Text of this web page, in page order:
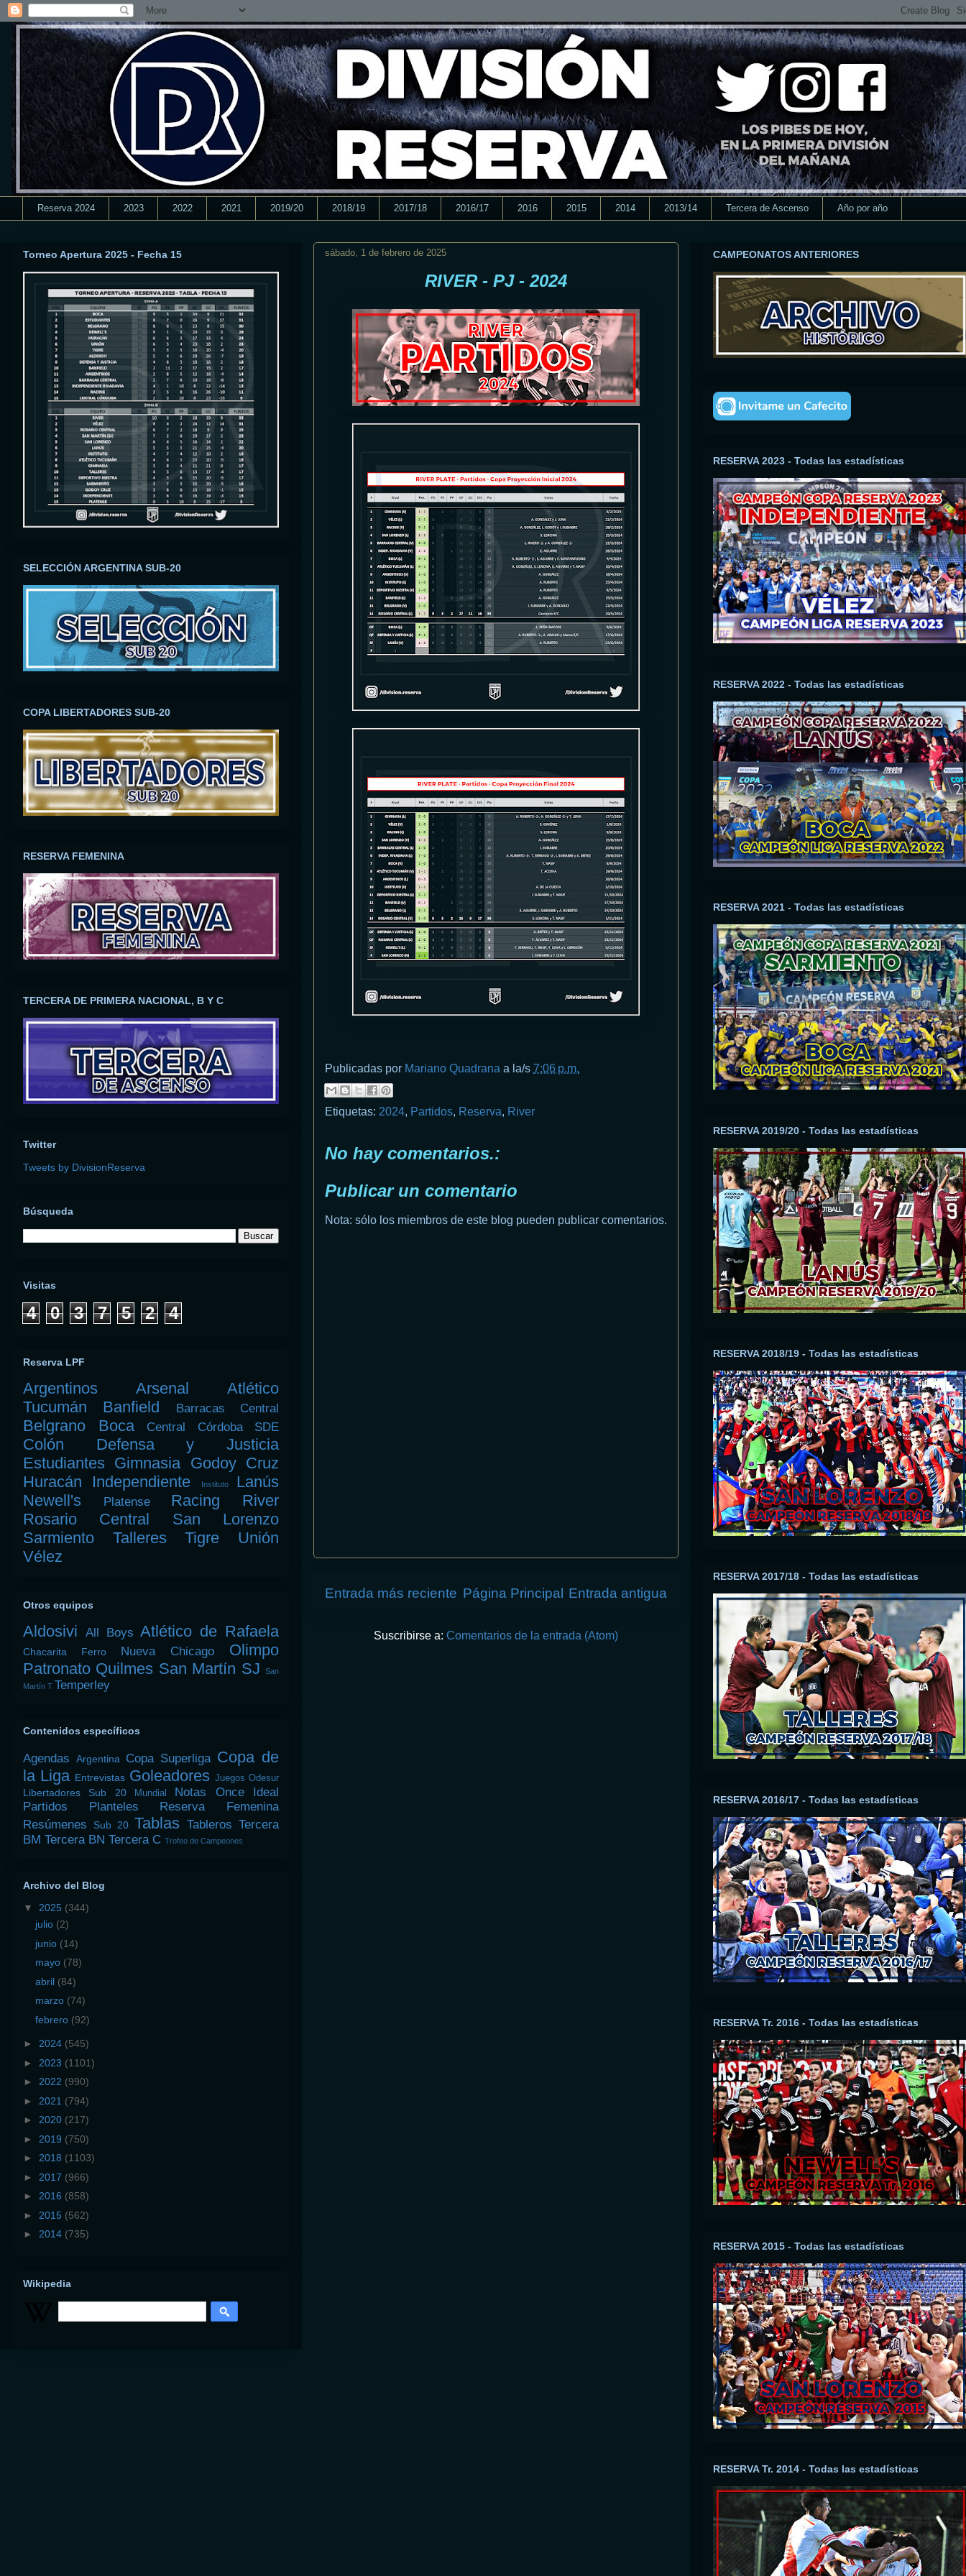
Reserva 2024 2023 2022 2021 2019/20 2018/19 2017/18 2016/17 2016 2015 2014 2013/14 Tercera de Ascenso Año por año
sábado, 1 de febrero de 2025
RIVER - PJ - 2024
Publicadas por Mariano Quadrana a la/s 7:06 p.m.
Etiquetas: 2024, Partidos, Reserva, River
No hay comentarios.:
Publicar un comentario
Nota: sólo los miembros de este blog pueden publicar comentarios.
Entrada más reciente Entrada antigua
Página Principal
Suscribirse a: Comentarios de la entrada (Atom)
Torneo Apertura 2025 - Fecha 15
SELECCIÓN ARGENTINA SUB-20
COPA LIBERTADORES SUB-20
RESERVA FEMENINA
TERCERA DE PRIMERA NACIONAL, B Y C
Twitter
Tweets by DivisionReserva
Búsqueda
Visitas
4 0 3 7 5 2 4
Reserva LPF
Argentinos Arsenal
Atlético
Tucumán
Banfield Barracas Central
Belgrano Boca Central Córdoba SDE
Colón
Defensa y Justicia
Estudiantes Gimnasia Godoy Cruz
Huracán
Independiente Instituto
Lanús
Newell's
Platense Racing
River
Rosario Central
San Lorenzo
Sarmiento
Talleres Tigre
Unión
Vélez
Otros equipos
Aldosivi All Boys Atlético de Rafaela
Chacarita Ferro Nueva Chicago
Olimpo
Patronato Quilmes San Martín SJ
San
Martín T Temperley
Contenidos específicos
Agendas Argentina Copa Superliga Copa de
la Liga Entrevistas Goleadores Juegos Odesur
Libertadores Sub 20 Mundial Notas
Once Ideal
Partidos
Planteles
Reserva Femenina
Resúmenes
Sub 20 Tablas Tableros Tercera
BM Tercera BN Tercera C Trofeo de Campeones
Archivo del Blog
▼ 2025 (344)
julio (2)
junio (14)
mayo (78)
abril (84)
marzo (74)
febrero (92)
► 2024 (545)
► 2023 (1101)
► 2022 (990)
► 2021 (794)
► 2020 (217)
► 2019 (750)
► 2018 (1103)
► 2017 (966)
► 2016 (858)
► 2015 (562)
► 2014 (735)
Wikipedia
CAMPEONATOS ANTERIORES
RESERVA 2023 - Todas las estadísticas
RESERVA 2022 - Todas las estadísticas
RESERVA 2021 - Todas las estadísticas
RESERVA 2019/20 - Todas las estadísticas
RESERVA 2018/19 - Todas las estadísticas
RESERVA 2017/18 - Todas las estadísticas
RESERVA 2016/17 - Todas las estadísticas
RESERVA Tr. 2016 - Todas las estadísticas
RESERVA 2015 - Todas las estadísticas
RESERVA Tr. 2014 - Todas las estadísticas